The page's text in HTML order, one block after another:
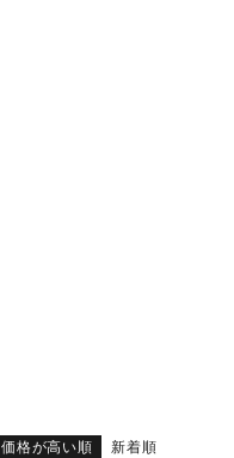
価格が高い順 新着順